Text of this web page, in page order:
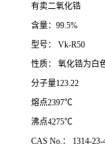
有卖二氧化锆
含量：99.5%
型号： Vk-R50
性质： 氧化锆为白
分子量123.22
熔点2397℃
沸点4275℃
CAS No.： 1314-23-